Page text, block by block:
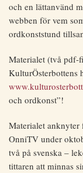
och en lättanvänd
webben för vem
ordkonststund
Materialet (två pdf-
KulturÖsterbottens
och ordkonst”!
Materialet
OnniTV under
två på svenska –
tittaren att minnas